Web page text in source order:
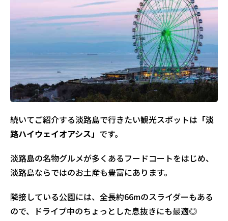
続いてご紹介する淡路島で行きたい観光スポットは 「淡
路ハイウェイオアシス」 です。
淡路島の名物グルメが多くあるフードコートをはじめ、
淡路島ならではのお土産も豊富にあります。
隣接している公園には、全長約66mのスライダーもある
ので、ドライブ中のちょっとした息抜きにも最適◎